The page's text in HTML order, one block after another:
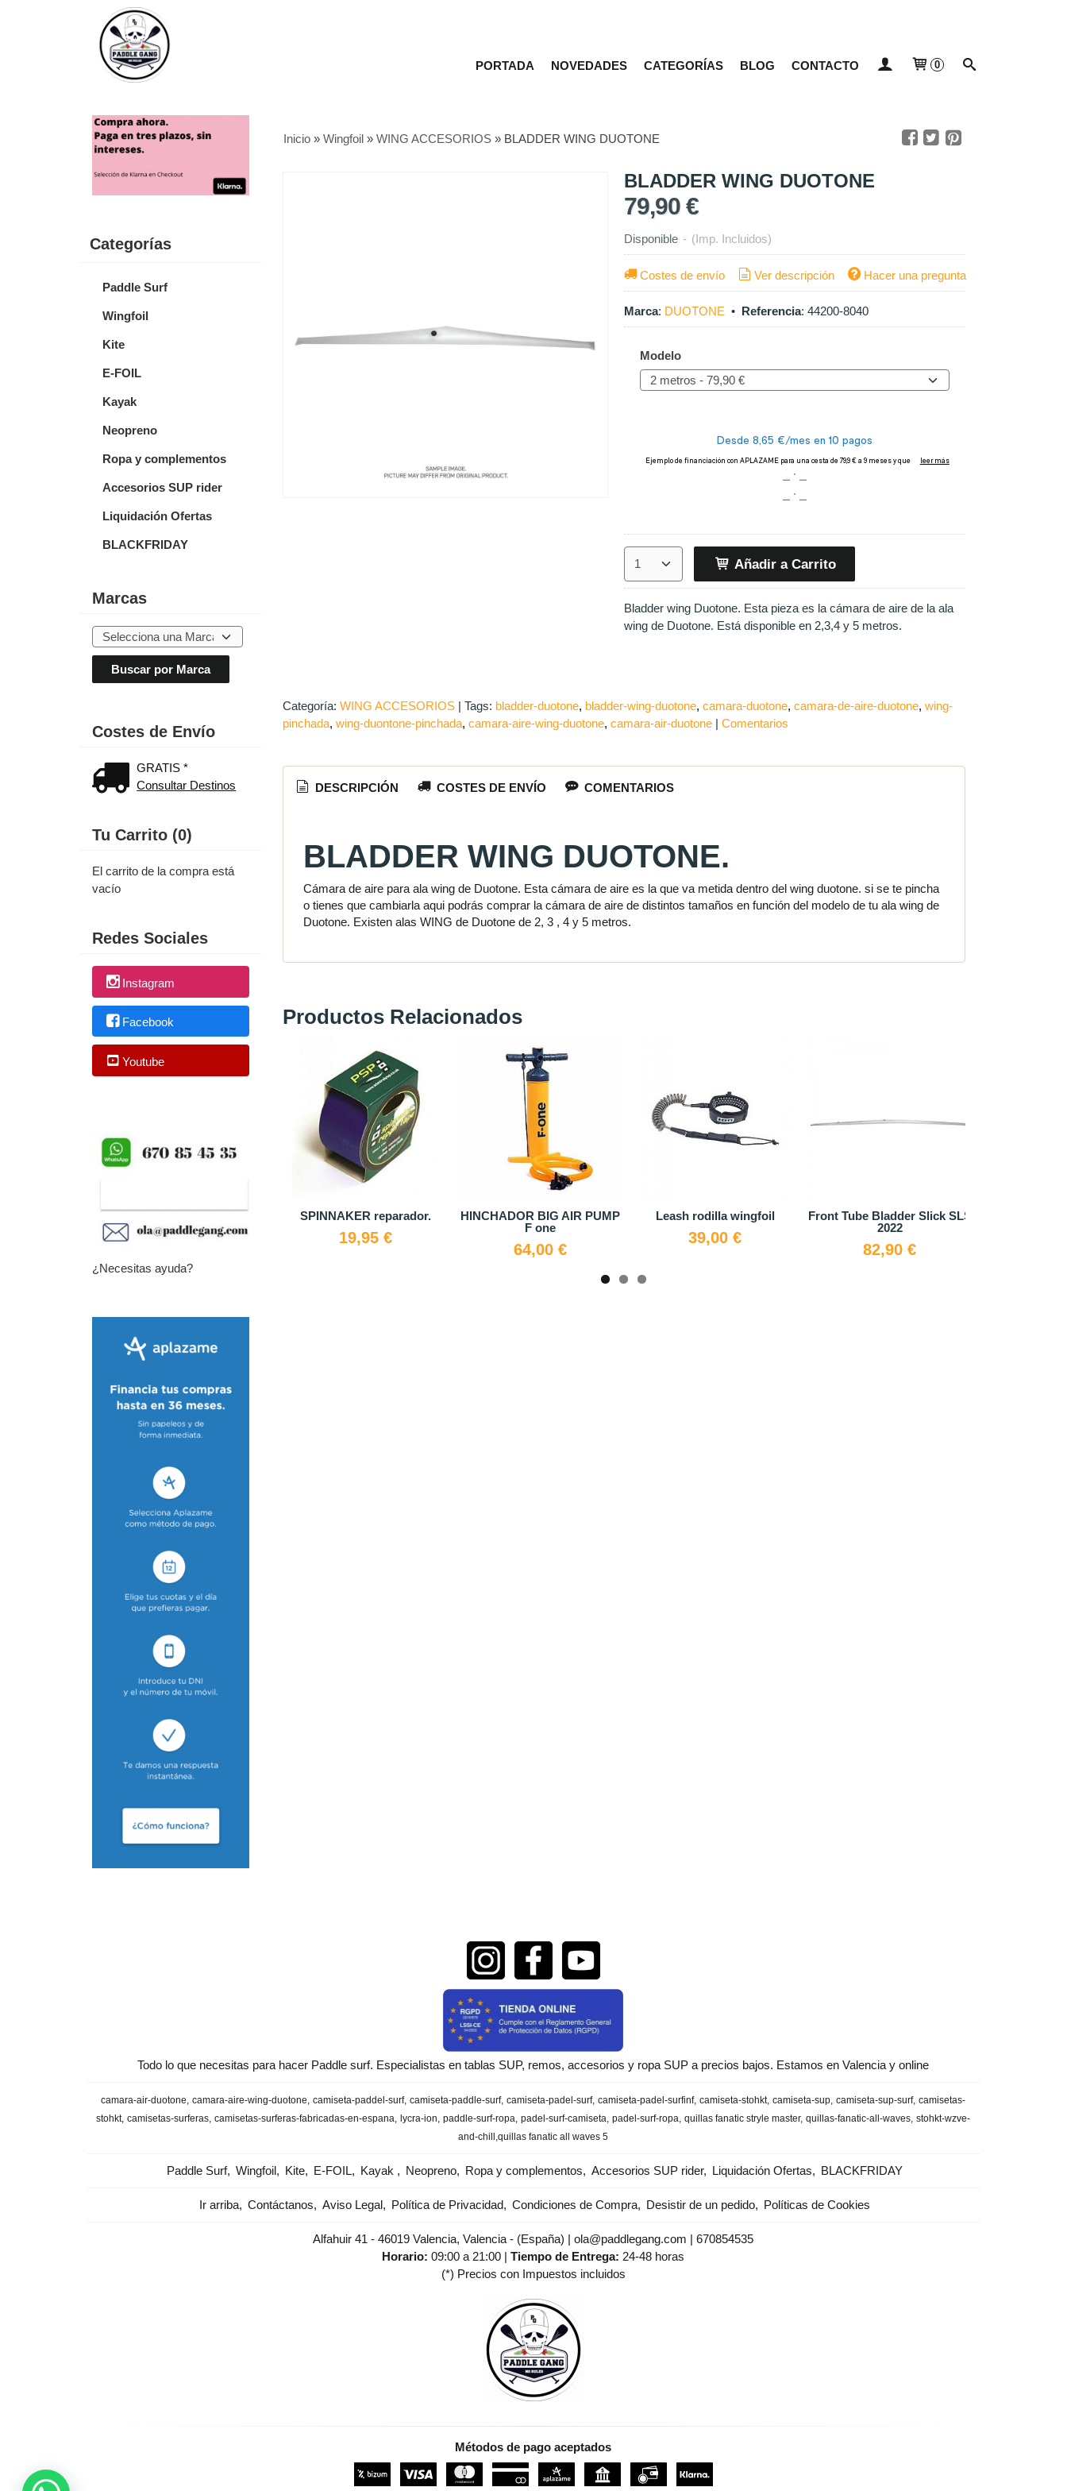
PORTADA NOVEDADES CATEGORÍAS BLOG CONTACTO 0
Categorías
Paddle Surf
Wingfoil
Kite
E-FOIL
Kayak
Neopreno
Ropa y complementos
Accesorios SUP rider
Liquidación Ofertas
BLACKFRIDAY
Marcas
Costes de Envío
GRATIS *
Consultar Destinos
Tu Carrito (0)
El carrito de la compra está
vacío
Redes Sociales
Instagram
Facebook
Youtube
¿Necesitas ayuda?
Inicio» Wingfoil» WING ACCESORIOS» BLADDER WING DUOTONE
BLADDER WING DUOTONE
79,90 €
Disponible - (Imp. Incluidos)
Costes de envío Ver descripción Hacer una pregunta
Marca: DUOTONE • Referencia: 44200-8040
Modelo
Añadir a Carrito
Bladder wing Duotone. Esta pieza es la cámara de aire de la ala
wing de Duotone. Está disponible en 2,3,4 y 5 metros.
Categoría: WING ACCESORIOS| Tags: bladder-duotone bladder-wing-duotone camara-duotone camara-de-aire-duotone wing-
pinchada wing-duontone-pinchada camara-aire-wing-duotone camara-air-duotone | Comentarios
DESCRIPCIÓN COSTES DE ENVÍO COMENTARIOS
BLADDER WING DUOTONE.
Cámara de aire para ala wing de Duotone. Esta cámara de aire es la que va metida dentro del wing duotone. si se te pincha
o tienes que cambiarla aqui podrás comprar la cámara de aire de distintos tamaños en función del modelo de tu ala wing de
Duotone. Existen alas WING de Duotone de 2, 3 , 4 y 5 metros.
Productos Relacionados
SPINNAKER reparador.
19,95 €
HINCHADOR BIG AIR PUMP
F one
64,00 €
Leash rodilla wingfoil
39,00 €
Front Tube Bladder Slick SLS
2022
82,90 €
Todo lo que necesitas para hacer Paddle surf. Especialistas en tablas SUP, remos, accesorios y ropa SUP a precios bajos. Estamos en Valencia y online
camara-air-duotone camara-aire-wing-duotone camiseta-paddel-surf camiseta-paddle-surf camiseta-padel-surf camiseta-padel-surfinf camiseta-stohkt camiseta-sup camiseta-sup-surf camisetas-
stohkt camisetas-surferas camisetas-surferas-fabricadas-en-espana lycra-ion paddle-surf-ropa padel-surf-camiseta padel-surf-ropa quillas fanatic stryle master quillas-fanatic-all-waves stohkt-wzve-
and-chill
​quillas fanatic all waves 5
Paddle Surf Wingfoil Kite E-FOIL Kayak Neopreno Ropa y complementos Accesorios SUP rider Liquidación Ofertas BLACKFRIDAY
Ir arriba Contáctanos Aviso Legal Política de Privacidad Condiciones de Compra Desistir de un pedido Políticas de Cookies
Alfahuir 41 - 46019 Valencia, Valencia - (España) | ola@paddlegang.com |670854535
Horario:09:00 a 21:00 |Tiempo de Entrega: 24-48 horas
(*) Precios con Impuestos incluidos
Métodos de pago aceptados